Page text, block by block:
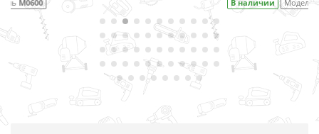
В наличии M0801